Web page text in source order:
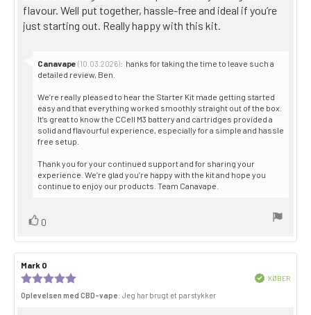
flavour. Well put together, hassle-free and ideal if you’re
just starting out. Really happy with this kit.
Svar
fra:
Canavape (10.03.2026): hanks for taking the time to leave such a
detailed review, Ben.
We’re really pleased to hear the Starter Kit made getting started
easy and that everything worked smoothly straight out of the box.
It’s great to know the CCell M3 battery and cartridges provided a
solid and flavourful experience, especially for a simple and hassle
free setup.
Thank you for your continued support and for sharing your
experience. We’re glad you’re happy with the kit and hope you
continue to enjoy our products. Team Canavape.
Stem
0
Forfatter
til
anmeldelsen:
Mark O
for
gennemgang:
ud
Oplevelsen med CBD-vape: Jeg har brugt et par stykker
KØBER